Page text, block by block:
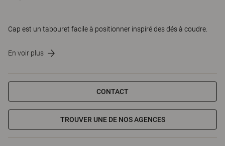
Cap est un tabouret facile à positionner inspiré des dés à coudre.
En voir plus
CONTACT
TROUVER UNE DE NOS AGENCES